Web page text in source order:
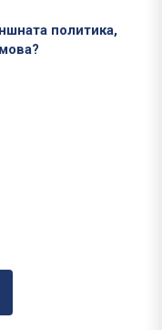
политика,